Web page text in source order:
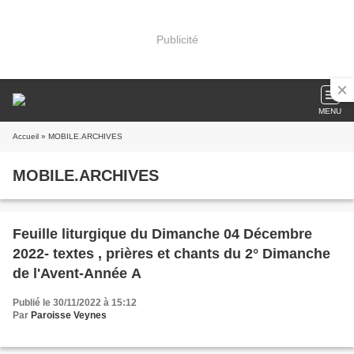
Publicité
MENU
Accueil » MOBILE.ARCHIVES
MOBILE.ARCHIVES
Feuille liturgique du Dimanche 04 Décembre
2022- textes , prières et chants du 2° Dimanche
de l'Avent-Année A
Publié le 30/11/2022 à 15:12
Par Paroisse Veynes